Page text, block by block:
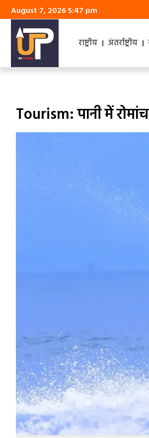
August 7, 2026 5:47 pm
राष्ट्रीय अंतर्राष्ट्रीय
Tourism: पानी में